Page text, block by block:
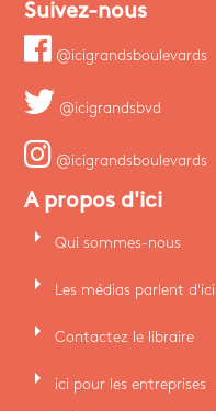
Suivez-nous
@icigrandsboulevards
@icigrandsbvd
@icigrandsboulevards
A propos d'ici
arrow_right Qui sommes-nous
arrow_right Les médias parlent d'ici
arrow_right Contactez le libraire
arrow_right ici pour les entreprises